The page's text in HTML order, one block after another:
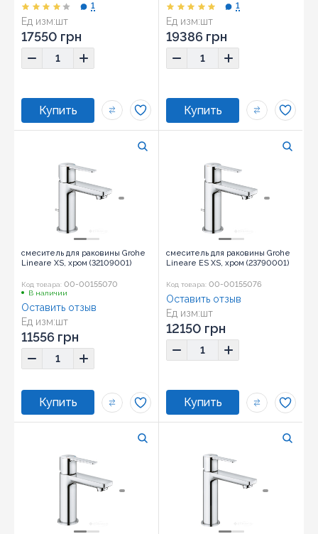
Ед изм:шт
1
17550 грн
Ед изм:шт
1
19386 грн
смеситель для раковины Grohe
Lineare XS, хром (32109001)
Код товара: 00-00155070
В наличии
Ед изм:шт
Оставить отзыв
11556 грн
смеситель для раковины Grohe
Lineare ES XS, хром (23790001)
Код товара: 00-00155076
Ед изм:шт
Оставить отзыв
12150 грн